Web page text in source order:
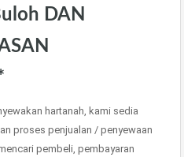
DAN
hartanah, kami sedia
proses penjualan / penyewaan
pembeli, pembayaran